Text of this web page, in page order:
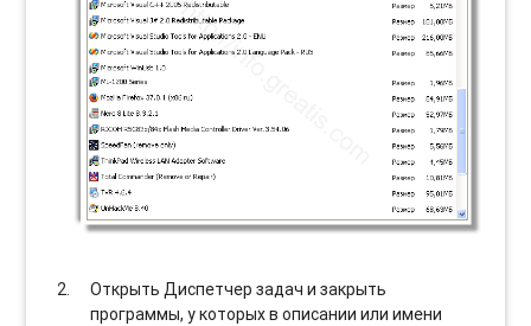
Открыть Диспетчер задач и закрыть
программы, у которых в описании или имени